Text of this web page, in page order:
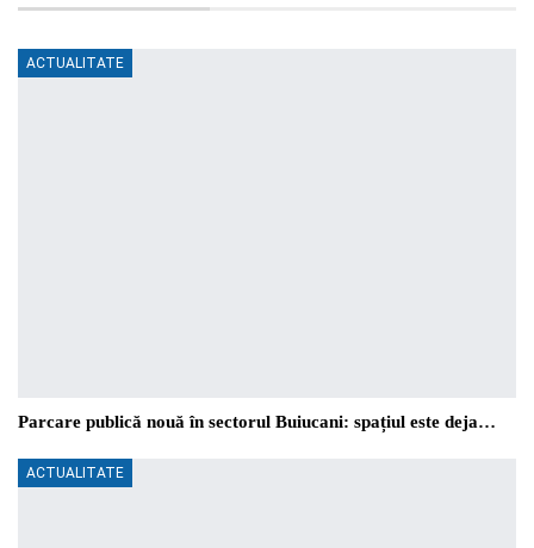
ACTUALITATE
Parcare publică nouă în sectorul Buiucani: spațiul este deja…
ACTUALITATE